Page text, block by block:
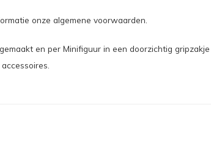
onze algemene voorwaarden.
en per Minifiguur in een doorzichtig